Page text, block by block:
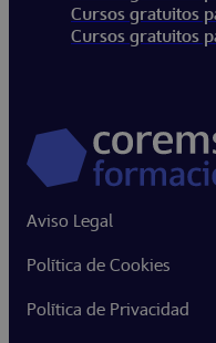
Cursos gratuitos
Cursos gratuitos
Aviso Legal
Política de Cookies
Política de Privacidad